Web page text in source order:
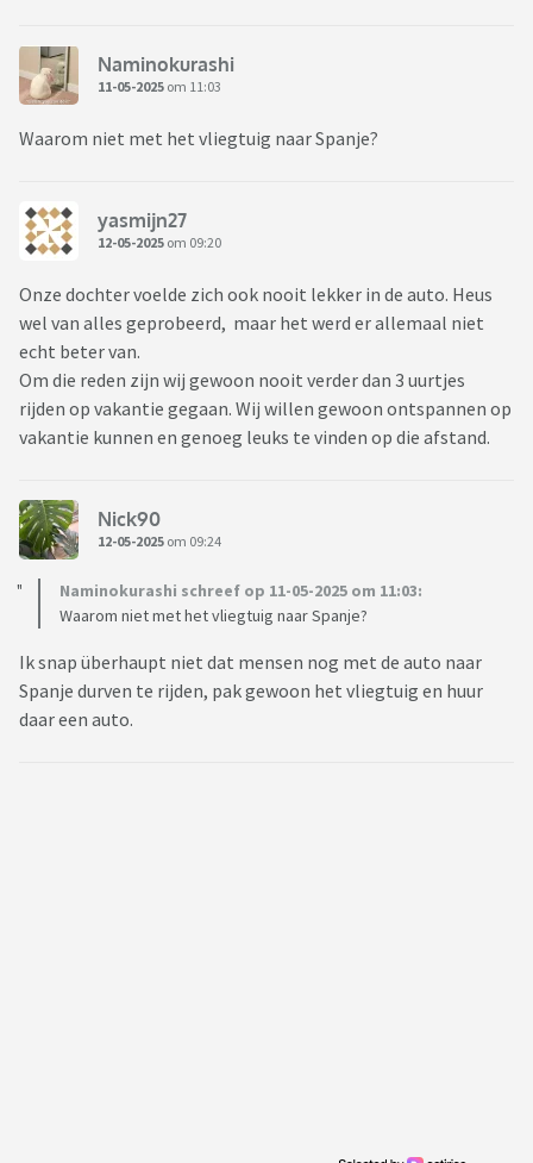
Naminokurashi
11-05-2025 om 11:03
Waarom niet met het vliegtuig naar Spanje?
yasmijn27
12-05-2025 om 09:20
Onze dochter voelde zich ook nooit lekker in de auto. Heus
wel van alles geprobeerd, maar het werd er allemaal niet
echt beter van.
Om die reden zijn wij gewoon nooit verder dan 3 uurtjes
rijden op vakantie gegaan. Wij willen gewoon ontspannen op
vakantie kunnen en genoeg leuks te vinden op die afstand.
Nick90
12-05-2025 om 09:24
Naminokurashi schreef op 11-05-2025 om 11:03:
Waarom niet met het vliegtuig naar Spanje?
Ik snap überhaupt niet dat mensen nog met de auto naar
Spanje durven te rijden, pak gewoon het vliegtuig en huur
daar een auto.